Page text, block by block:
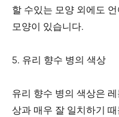
할 수있는 모양 외에도
모양이 있습니다.
5. 유리 향수 병의 색상
유리 향수 병의 색상은
상과 매우 잘 일치하기